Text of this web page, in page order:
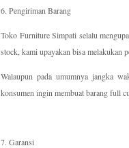
6. Pengiriman Barang
Toko Furniture Simpati selalu
stock, kami upayakan bisa melakukan
Walaupun pada umumnya jangka
konsumen ingin membuat barang full
7. Garansi